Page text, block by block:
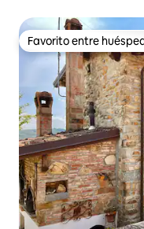
Favorito entre
Favorito entre